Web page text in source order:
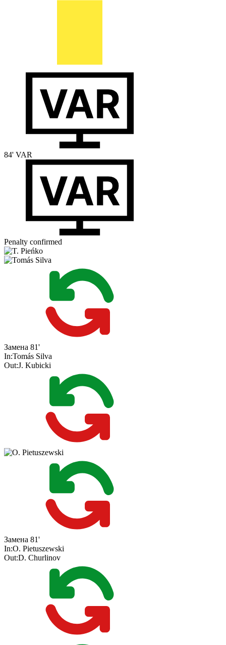
84' VAR
Penalty confirmed
Замена 81'
In:Tomás Silva
Out:J. Kubicki
Замена 81'
In:O. Pietuszewski
Out:D. Churlinov